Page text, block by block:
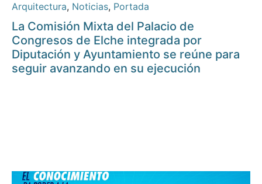
Arquitectura, Noticias, Portada
La Comisión Mixta del Palacio de
Congresos de Elche integrada por
Diputación y Ayuntamiento se reúne para
seguir avanzando en su ejecución